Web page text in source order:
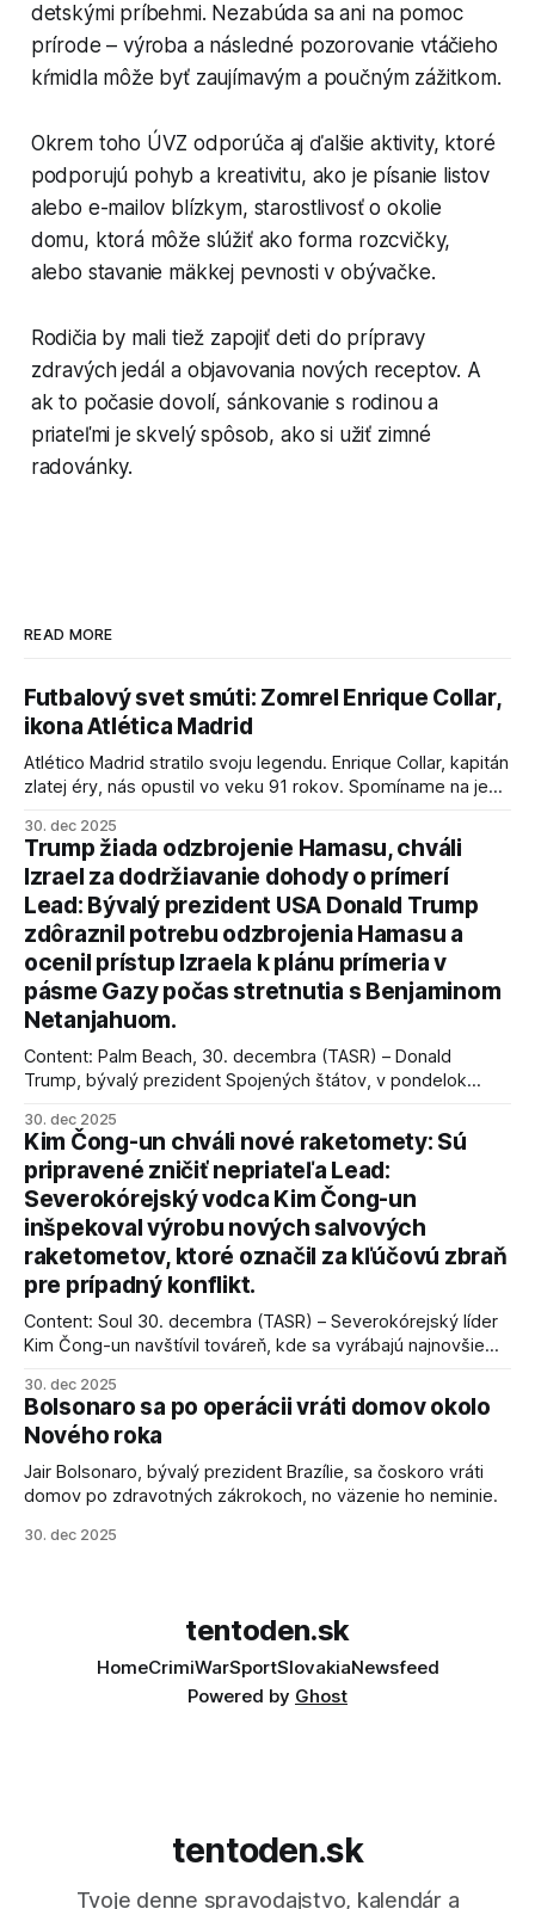
detskými príbehmi. Nezabúda sa ani na pomoc
prírode – výroba a následné pozorovanie vtáčieho
kŕmidla môže byť zaujímavým a poučným zážitkom.
Okrem toho ÚVZ odporúča aj ďalšie aktivity, ktoré
podporujú pohyb a kreativitu, ako je písanie listov
alebo e-mailov blízkym, starostlivosť o okolie
domu, ktorá môže slúžiť ako forma rozcvičky,
alebo stavanie mäkkej pevnosti v obývačke.
Rodičia by mali tiež zapojiť deti do prípravy
zdravých jedál a objavovania nových receptov. A
ak to počasie dovolí, sánkovanie s rodinou a
priateľmi je skvelý spôsob, ako si užiť zimné
radovánky.
READ MORE
Futbalový svet smúti: Zomrel Enrique Collar,
ikona Atlética Madrid
Atlético Madrid stratilo svoju legendu. Enrique Collar, kapitán
zlatej éry, nás opustil vo veku 91 rokov. Spomíname na jeho
30. dec 2025
Trump žiada odzbrojenie Hamasu, chváli
Izrael za dodržiavanie dohody o prímerí
Lead: Bývalý prezident USA Donald Trump
zdôraznil potrebu odzbrojenia Hamasu a
ocenil prístup Izraela k plánu prímeria v
pásme Gazy počas stretnutia s Benjaminom
Netanjahuom.
Content: Palm Beach, 30. decembra (TASR) – Donald
Trump, bývalý prezident Spojených štátov, v pondelok
kľúčové pre úspešné dosiahnutie prímeria v Gaze. Agentúra
AFP informuje, že Trump vyjadril presvedčenie, že Izrael plní
podmienky dohody o prí
30. dec 2025
Kim Čong-un chváli nové raketomety: Sú
pripravené zničiť nepriateľa Lead:
Severokórejský vodca Kim Čong-un
inšpekoval výrobu nových salvových
raketometov, ktoré označil za kľúčovú zbraň
pre prípadný konflikt.
Content: Soul 30. decembra (TASR) – Severokórejský líder
Kim Čong-un navštívil továreň, kde sa vyrábajú najnovšie
schopnosti. Informovali o tom štátne médiá KĽDR, na ktoré
sa odvoláva agentúra AFP.
30. dec 2025
Bolsonaro sa po operácii vráti domov okolo
Nového roka
Jair Bolsonaro, bývalý prezident Brazílie, sa čoskoro vráti
domov po zdravotných zákrokoch, no väzenie ho neminie.
30. dec 2025
tentoden.sk
HomeCrimiWarSportSlovakiaNewsfeed
Powered by Ghost
tentoden.sk
Tvoje denne spravodajstvo, kalendár a